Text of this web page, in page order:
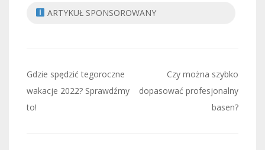
ARTYKUŁ SPONSOROWANY
Nawigacja
wpisu
Gdzie spędzić tegoroczne
wakacje 2022? Sprawdźmy
to!
Czy można szybko
dopasować profesjonalny
basen?